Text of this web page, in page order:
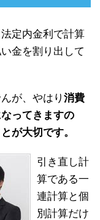
定内金利で計算
金を割り出して
が、やはり 消費
ってきますの
が大切です。
引き直し計
算である一
連計算と個
別計算だけ